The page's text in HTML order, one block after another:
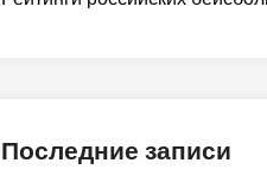
Последние записи